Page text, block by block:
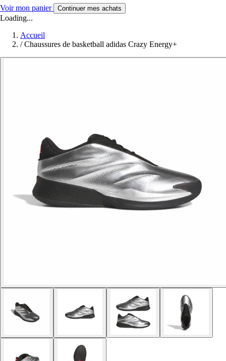
Voir mon panier Continuer mes achats
Loading...
Accueil
/ Chaussures de basketball adidas Crazy Energy+